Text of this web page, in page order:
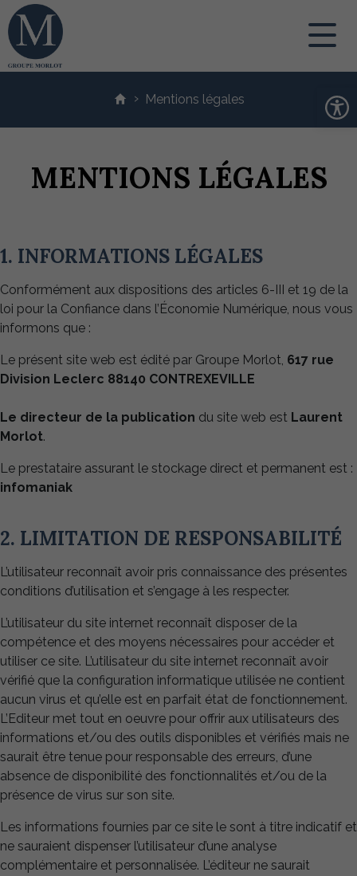
› Mentions légales
MENTIONS LÉGALES
1. INFORMATIONS LÉGALES
Conformément aux dispositions des articles 6-III et 19 de la
loi pour la Confiance dans l’Économie Numérique, nous vous
informons que :
Le présent site web est édité par Groupe Morlot, 617 rue
Division Leclerc 88140 CONTREXEVILLE
Le directeur de la publication du site web est Laurent
Morlot.
Le prestataire assurant le stockage direct et permanent est :
infomaniak
2. LIMITATION DE RESPONSABILITÉ
L’utilisateur reconnaît avoir pris connaissance des présentes
conditions d’utilisation et s’engage à les respecter.
L’utilisateur du site internet reconnaît disposer de la
compétence et des moyens nécessaires pour accéder et
utiliser ce site. L’utilisateur du site internet reconnaît avoir
vérifié que la configuration informatique utilisée ne contient
aucun virus et qu’elle est en parfait état de fonctionnement.
L’Editeur met tout en oeuvre pour offrir aux utilisateurs des
informations et/ou des outils disponibles et vérifiés mais ne
saurait être tenue pour responsable des erreurs, d’une
absence de disponibilité des fonctionnalités et/ou de la
présence de virus sur son site.
Les informations fournies par ce site le sont à titre indicatif et
ne sauraient dispenser l’utilisateur d’une analyse
complémentaire et personnalisée. L’éditeur ne saurait